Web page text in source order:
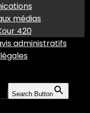
médias
420
administratifs
Search Button